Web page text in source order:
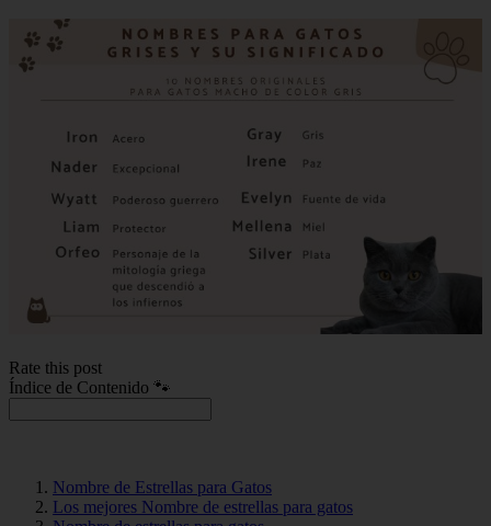
Rate this post
Índice de Contenido 🐾
Nombre de Estrellas para Gatos
Los mejores Nombre de estrellas para gatos